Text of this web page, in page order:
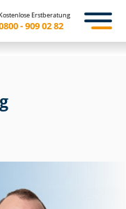
Erstberatung
- 909 02 82